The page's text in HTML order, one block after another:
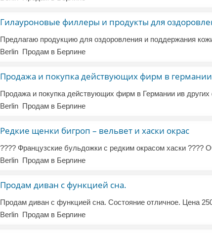
Berlin Продам в Берлине
Продажа и покупка действующих фирм в германии
Berlin Продам в Берлине
Редкие щенки бигроп – вельвет и хаски окрас
Berlin Продам в Берлине
Продам диван с функцией сна.
Berlin Продам в Берлине